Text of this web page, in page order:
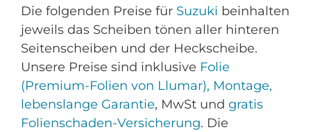
Die folgenden Preise für Suzuki beinhalten
jeweils das Scheiben tönen aller hinteren
Seitenscheiben und der Heckscheibe.
Unsere Preise sind inklusive Folie
(Premium-Folien von Llumar), Montage,
lebenslange Garantie, MwSt und gratis
Folienschaden-Versicherung. Die